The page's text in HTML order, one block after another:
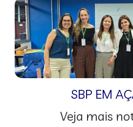
SBP EM
Veja mais